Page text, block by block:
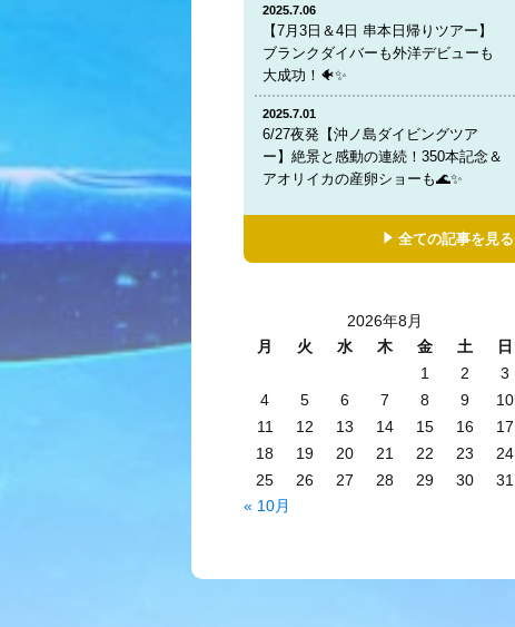
2025.7.06
【7月3日＆4日 串本日帰りツアー】
ブランクダイバーも外洋デビューも
大成功！🐠✨
2025.7.01
6/27夜発【沖ノ島ダイビングツア
ー】絶景と感動の連続！350本記念＆
アオリイカの産卵ショーも🌊✨
全ての記事を見る
2026年8月
月
火 水 木 金 土
日
1
2
3
4
5 6 7 8 9
10
11
12 13 14 15 16
17
18
19 20 21 22 23
24
25
26 27 28 29 30
31
« 10月